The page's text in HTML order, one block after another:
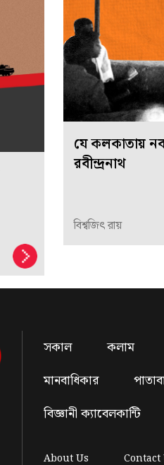
যে কলকাতায়
রবীন্দ্রনাথ
বিশ্বজিৎ রায়
সকাল কলাম
মানবাধিকার
বিজ্ঞানী ক্যাবেলকান্টি
About Us Contact